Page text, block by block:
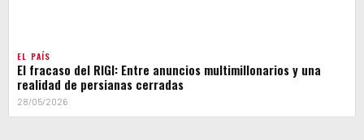
EL PAÍS
El fracaso del RIGI: Entre anuncios multimillonarios y una
realidad de persianas cerradas
28/05/2026